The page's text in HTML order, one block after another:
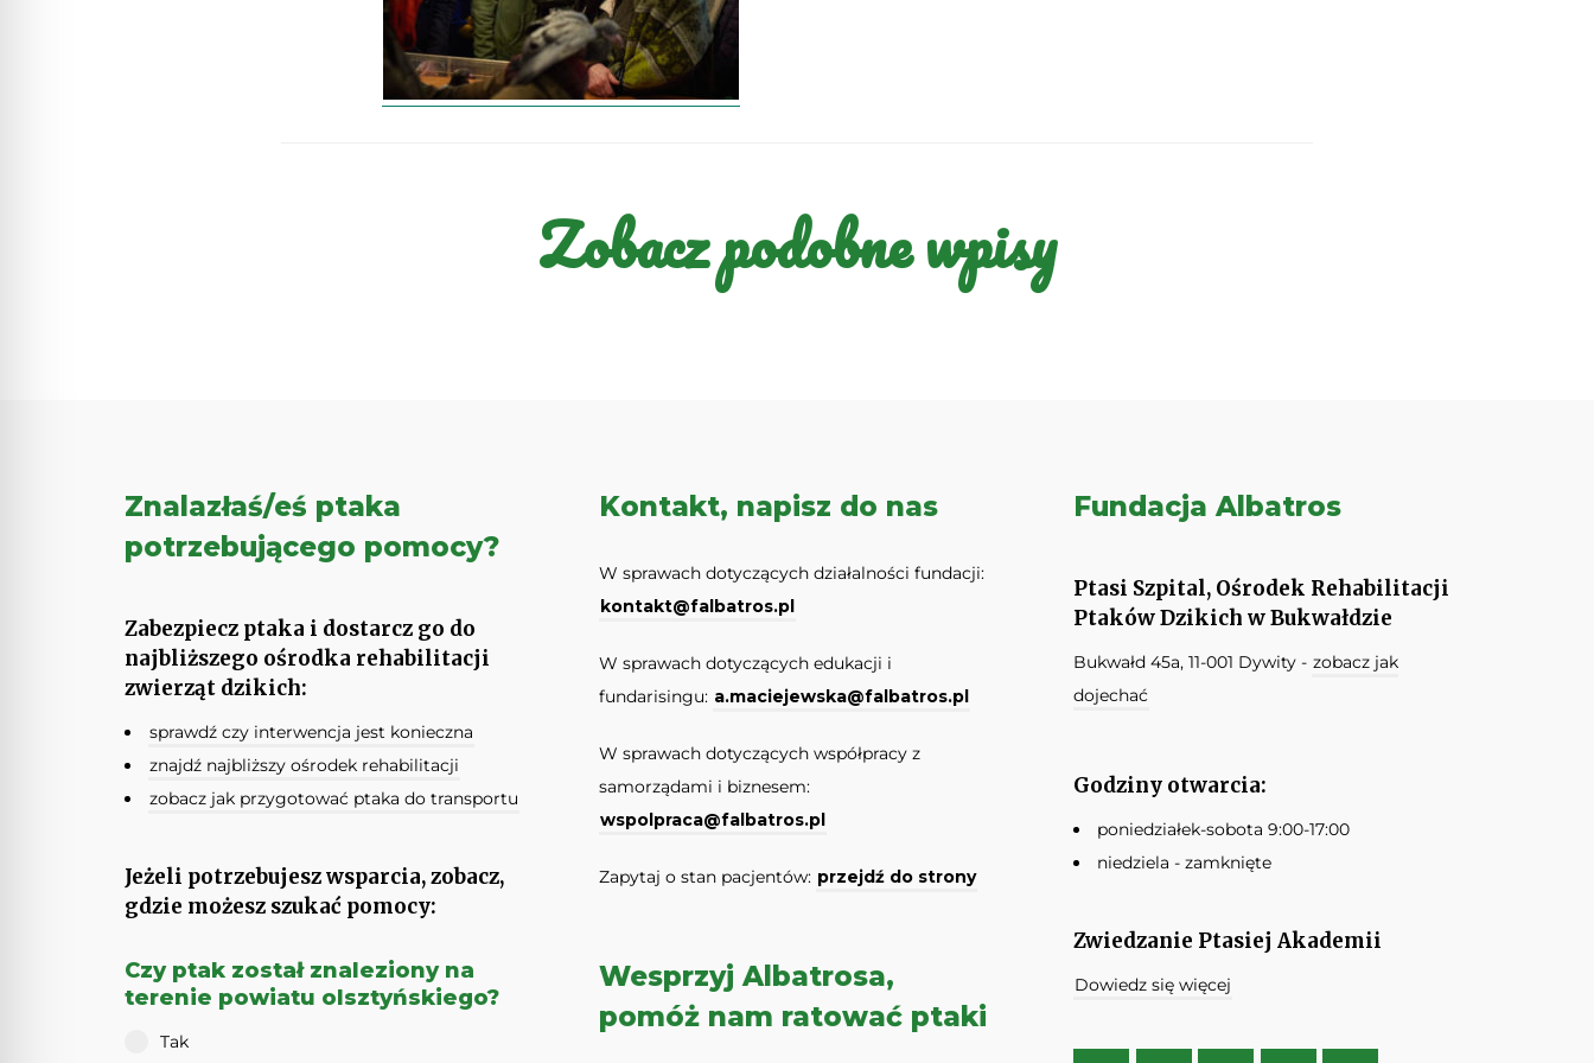
Zobacz podobne wpisy
Znalazłaś/eś ptaka
potrzebującego pomocy?
Zabezpiecz ptaka i dostarcz go do
najbliższego ośrodka rehabilitacji
zwierząt dzikich:
sprawdź czy interwencja jest konieczna
znajdź najbliższy ośrodek rehabilitacji
zobacz jak przygotować ptaka do transportu
Jeżeli potrzebujesz wsparcia, zobacz,
gdzie możesz szukać pomocy:
Czy ptak został znaleziony na
terenie powiatu olsztyńskiego?
Tak
Kontakt, napisz do nas
W sprawach dotyczących działalności fundacji:
kontakt@falbatros.pl
W sprawach dotyczących edukacji i
fundarisingu: a.maciejewska@falbatros.pl
W sprawach dotyczących współpracy z
samorządami i biznesem:
wspolpraca@falbatros.pl
Zapytaj o stan pacjentów: przejdź do strony
Wesprzyj Albatrosa,
pomóż nam ratować ptaki
Fundacja Albatros
Ptasi Szpital, Ośrodek Rehabilitacji
Ptaków Dzikich w Bukwałdzie
Bukwałd 45a, 11-001 Dywity - zobacz jak
dojechać
Godziny otwarcia:
poniedziałek-sobota 9:00-17:00
niedziela - zamknięte
Zwiedzanie Ptasiej Akademii
Dowiedz się więcej